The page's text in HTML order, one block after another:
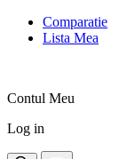
Comparatie
Lista Mea
Contul Meu
Log in